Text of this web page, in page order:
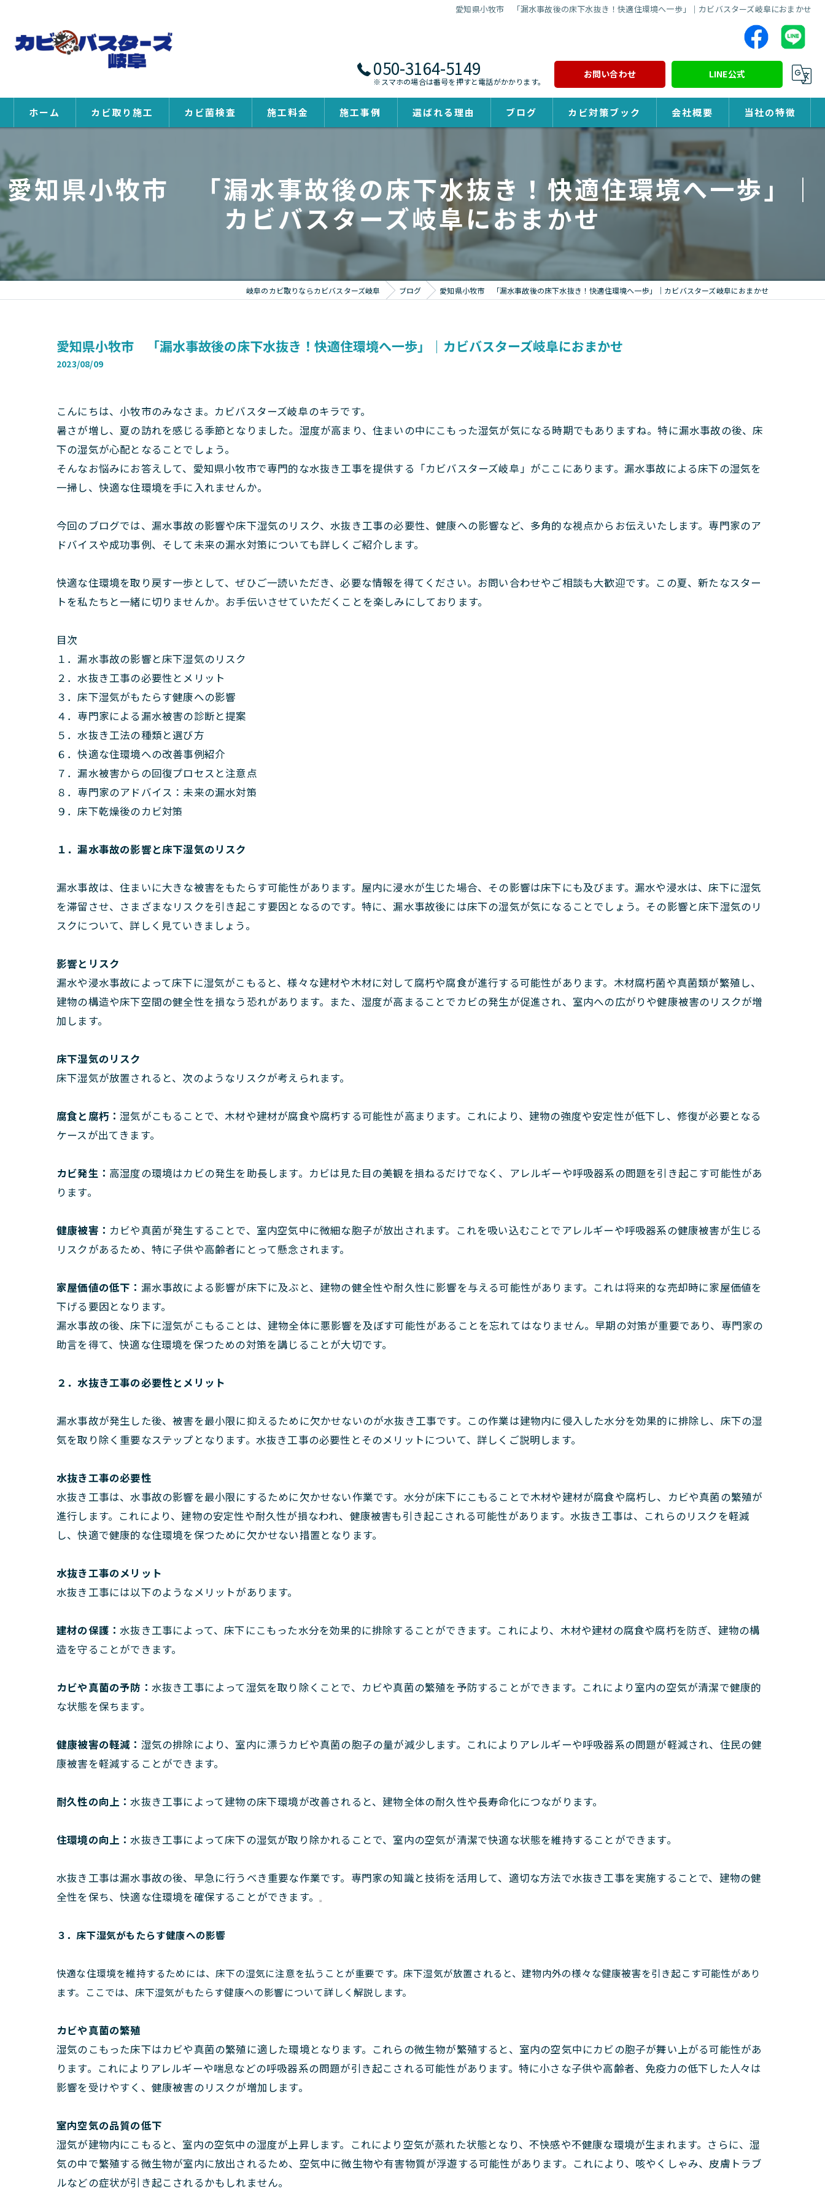
愛知県小牧市 「漏水事故後の床下水抜き！快適住環境へ一歩」｜カビバスターズ岐阜におまかせ
050-3164-5149
※スマホの場合は番号を押すと電話がかかります。
お問い合わせ LINE公式
ホーム カビ取り施工 カビ菌検査 施工料金 施工事例 選ばれる理由 ブログ カビ対策ブック 会社概要 当社の特徴
除カビ
愛知県小牧市 「漏水事故後の床下水抜き！快適住環境へ一歩」｜
カビバスターズ岐阜におまかせ
岐阜のカビ取りならカビバスターズ岐阜 ブログ 愛知県小牧市 「漏水事故後の床下水抜き！快適住環境へ一歩」｜カビバスターズ岐阜におまかせ
愛知県小牧市 「漏水事故後の床下水抜き！快適住環境へ一歩」｜カビバスターズ岐阜におまかせ
2023/08/09
こんにちは、小牧市のみなさま。カビバスターズ岐阜のキラです。
暑さが増し、夏の訪れを感じる季節となりました。湿度が高まり、住まいの中にこもった湿気が気になる時期でもありますね。特に漏水事故の後、床
下の湿気が心配となることでしょう。
そんなお悩みにお答えして、愛知県小牧市で専門的な水抜き工事を提供する「カビバスターズ岐阜」がここにあります。漏水事故による床下の湿気を
一掃し、快適な住環境を手に入れませんか。
今回のブログでは、漏水事故の影響や床下湿気のリスク、水抜き工事の必要性、健康への影響など、多角的な視点からお伝えいたします。専門家のア
ドバイスや成功事例、そして未来の漏水対策についても詳しくご紹介します。
快適な住環境を取り戻す一歩として、ぜひご一読いただき、必要な情報を得てください。お問い合わせやご相談も大歓迎です。この夏、新たなスター
トを私たちと一緒に切りませんか。お手伝いさせていただくことを楽しみにしております。
目次
１．漏水事故の影響と床下湿気のリスク
２．水抜き工事の必要性とメリット
３．床下湿気がもたらす健康への影響
４．専門家による漏水被害の診断と提案
５．水抜き工法の種類と選び方
６．快適な住環境への改善事例紹介
７．漏水被害からの回復プロセスと注意点
８．専門家のアドバイス：未来の漏水対策
９．床下乾燥後のカビ対策
１．漏水事故の影響と床下湿気のリスク
漏水事故は、住まいに大きな被害をもたらす可能性があります。屋内に浸水が生じた場合、その影響は床下にも及びます。漏水や浸水は、床下に湿気
を滞留させ、さまざまなリスクを引き起こす要因となるのです。特に、漏水事故後には床下の湿気が気になることでしょう。その影響と床下湿気のリ
スクについて、詳しく見ていきましょう。
影響とリスク
漏水や浸水事故によって床下に湿気がこもると、様々な建材や木材に対して腐朽や腐食が進行する可能性があります。木材腐朽菌や真菌類が繁殖し、
建物の構造や床下空間の健全性を損なう恐れがあります。また、湿度が高まることでカビの発生が促進され、室内への広がりや健康被害のリスクが増
加します。
床下湿気のリスク
床下湿気が放置されると、次のようなリスクが考えられます。
腐食と腐朽：湿気がこもることで、木材や建材が腐食や腐朽する可能性が高まります。これにより、建物の強度や安定性が低下し、修復が必要となる
ケースが出てきます。
カビ発生： 高湿度の環境はカビの発生を助長します。カビは見た目の美観を損ねるだけでなく、アレルギーや呼吸器系の問題を引き起こす可能性があ
ります。
健康被害： カビや真菌が発生することで、室内空気中に微細な胞子が放出されます。これを吸い込むことでアレルギーや呼吸器系の健康被害が生じる
リスクがあるため、特に子供や高齢者にとって懸念されます。
家屋価値の低下： 漏水事故による影響が床下に及ぶと、建物の健全性や耐久性に影響を与える可能性があります。これは将来的な売却時に家屋価値を
下げる要因となります。
漏水事故の後、床下に湿気がこもることは、建物全体に悪影響を及ぼす可能性があることを忘れてはなりません。早期の対策が重要であり、専門家の
助言を得て、快適な住環境を保つための対策を講じることが大切です。
２．水抜き工事の必要性とメリット
漏水事故が発生した後、被害を最小限に抑えるために欠かせないのが水抜き工事です。この作業は建物内に侵入した水分を効果的に排除し、床下の湿
気を取り除く重要なステップとなります。水抜き工事の必要性とそのメリットについて、詳しくご説明します。
水抜き工事の必要性
水抜き工事は、水事故の影響を最小限にするために欠かせない作業です。水分が床下にこもることで木材や建材が腐食や腐朽し、カビや真菌の繁殖が
進行します。これにより、建物の安定性や耐久性が損なわれ、健康被害も引き起こされる可能性があります。水抜き工事は、これらのリスクを軽減
し、快適で健康的な住環境を保つために欠かせない措置となります。
水抜き工事のメリット
水抜き工事には以下のようなメリットがあります。
建材の保護：水抜き工事によって、床下にこもった水分を効果的に排除することができます。これにより、木材や建材の腐食や腐朽を防ぎ、建物の構
造を守ることができます。
カビや真菌の予防： 水抜き工事によって湿気を取り除くことで、カビや真菌の繁殖を予防することができます。これにより室内の空気が清潔で健康的
な状態を保ちます。
健康被害の軽減： 湿気の排除により、室内に漂うカビや真菌の胞子の量が減少します。これによりアレルギーや呼吸器系の問題が軽減され、住民の健
康被害を軽減することができます。
耐久性の向上：水抜き工事によって建物の床下環境が改善されると、建物全体の耐久性や長寿命化につながります。
住環境の向上：水抜き工事によって床下の湿気が取り除かれることで、室内の空気が清潔で快適な状態を維持することができます。
水抜き工事は漏水事故の後、早急に行うべき重要な作業です。専門家の知識と技術を活用して、適切な方法で水抜き工事を実施することで、建物の健
全性を保ち、快適な住環境を確保することができます。
３．床下湿気がもたらす健康への影響
快適な住環境を維持するためには、床下の湿気に注意を払うことが重要です。床下湿気が放置されると、建物内外の様々な健康被害を引き起こす可能性があり
ます。ここでは、床下湿気がもたらす健康への影響について詳しく解説します。
カビや真菌の繁殖
湿気のこもった床下はカビや真菌の繁殖に適した環境となります。これらの微生物が繁殖すると、室内の空気中にカビの胞子が舞い上がる可能性があ
ります。これによりアレルギーや喘息などの呼吸器系の問題が引き起こされる可能性があります。特に小さな子供や高齢者、免疫力の低下した人々は
影響を受けやすく、健康被害のリスクが増加します。
室内空気の品質の低下
湿気が建物内にこもると、室内の空気中の湿度が上昇します。これにより空気が蒸れた状態となり、不快感や不健康な環境が生まれます。さらに、湿
気の中で繁殖する微生物が室内に放出されるため、空気中に微生物や有害物質が浮遊する可能性があります。これにより、咳やくしゃみ、皮膚トラブ
ルなどの症状が引き起こされるかもしれません。